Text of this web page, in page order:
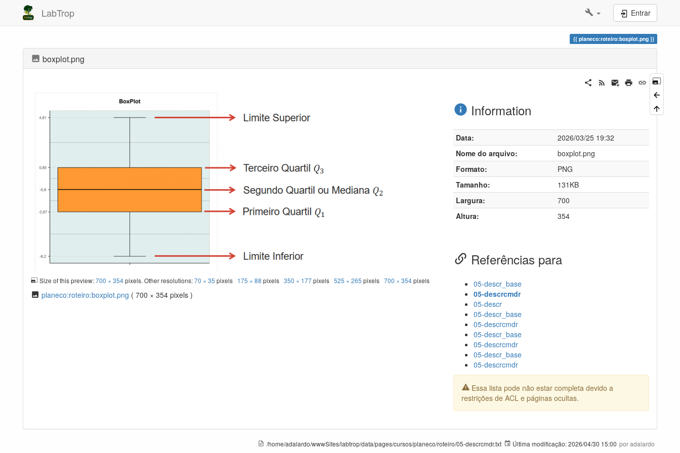
LabTrop Entrar
planeco:roteiro:boxplot.png
boxplot.png
Size of this preview:700 × 354pixels. Other resolutions:70 × 35 pixels 175 × 88 pixels350 × 177pixels525 × 265 pixels700 × 354pixels
planeco:roteiro:boxplot.png ( 700 × 354 pixels )
Information
Data:
2026/03/25 19:32
Nome do arquivo:
boxplot.png
Formato:
PNG
Tamanho:
131KB
Largura:
700
Altura:
354
Referências para
05-descr_base
05-descrcmdr
05-descr
05-descr_base
05-descrcmdr
05-descr_base
05-descrcmdr
05-descr_base
05-descrcmdr
Essa lista pode não estar completa devido a
restrições de ACL e páginas ocultas.
/home/adalardo/wwwSites/labtrop/data/pages/cursos/planeco/roteiro/05-descrcmdr.txt Última modificação:2026/04/30 15:00 poradalardo